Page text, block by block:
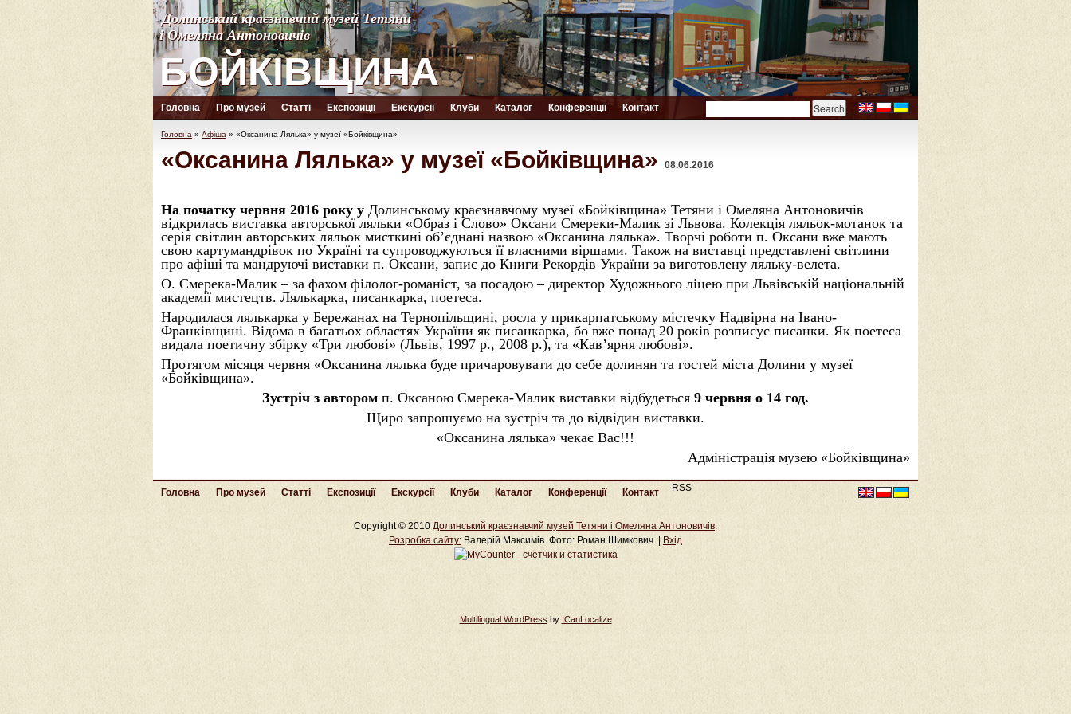
Долинський краєзнавчий музей Тетяни
і Омеляна Антоновичів
БОЙКІВЩИНА
Долинський краєзнавчий музей Тетяни
і Омеляна Антоновичів
БОЙКІВЩИНА
Головна Про музей Статті Експозиції Екскурсії Клуби Каталог Конференції Контакт
Головна » Афіша » «Оксанина Лялька» у музеї «Бойківщина»
«Оксанина Лялька» у музеї «Бойківщина» 08.06.2016
На початку червня 2016 року у Долинському краєзнавчому музеї «Бойківщина» Тетяни і Омеляна Антоновичів
відкрилась виставка авторської ляльки «Образ і Слово» Оксани Смереки-Малик зі Львова. Колекція ляльок-мотанок та
серія світлин авторських ляльок мисткині об’єднані назвою «Оксанина лялька». Творчі роботи п. Оксани вже мають
свою картумандрівок по Україні та супроводжуються її власними віршами. Також на виставці представлені світлини
про афіші та мандруючі виставки п. Оксани, запис до Книги Рекордів України за виготовлену ляльку-велета.
О. Смерека-Малик – за фахом філолог-романіст, за посадою – директор Художнього ліцею при Львівській національній
академії мистецтв. Лялькарка, писанкарка, поетеса.
Народилася лялькарка у Бережанах на Тернопільщині, росла у прикарпатському містечку Надвірна на Івано-
Франківщині. Відома в багатьох областях України як писанкарка, бо вже понад 20 років розписує писанки. Як поетеса
видала поетичну збірку «Три любові» (Львів, 1997 р., 2008 р.), та «Кав’ярня любові».
Протягом місяця червня «Оксанина лялька буде причаровувати до себе долинян та гостей міста Долини у музеї
«Бойківщина».
Зустріч з автором п. Оксаною Смерека-Малик виставки відбудеться 9 червня о 14 год.
Щиро запрошуємо на зустріч та до відвідин виставки.
«Оксанина лялька» чекає Вас!!!
Адміністрація музею «Бойківщина»
Головна Про музей Статті Експозиції Екскурсії Клуби Каталог Конференції Контакт RSS
Copyright © 2010 Долинський краєзнавчий музей Тетяни і Омеляна Антоновичів.
Розробка cайту: Валерій Максимів. Фото: Роман Шимкович. | Вхід
Multilingual WordPress by ICanLocalize